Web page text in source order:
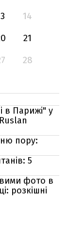
14
21
28
в Парижі" у
пору:
5
фото в
розкішні